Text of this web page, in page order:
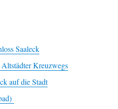
Saaleck
Kreuzwegs
auf die Stadt